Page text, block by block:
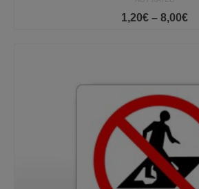
1,20€ – 8,00€